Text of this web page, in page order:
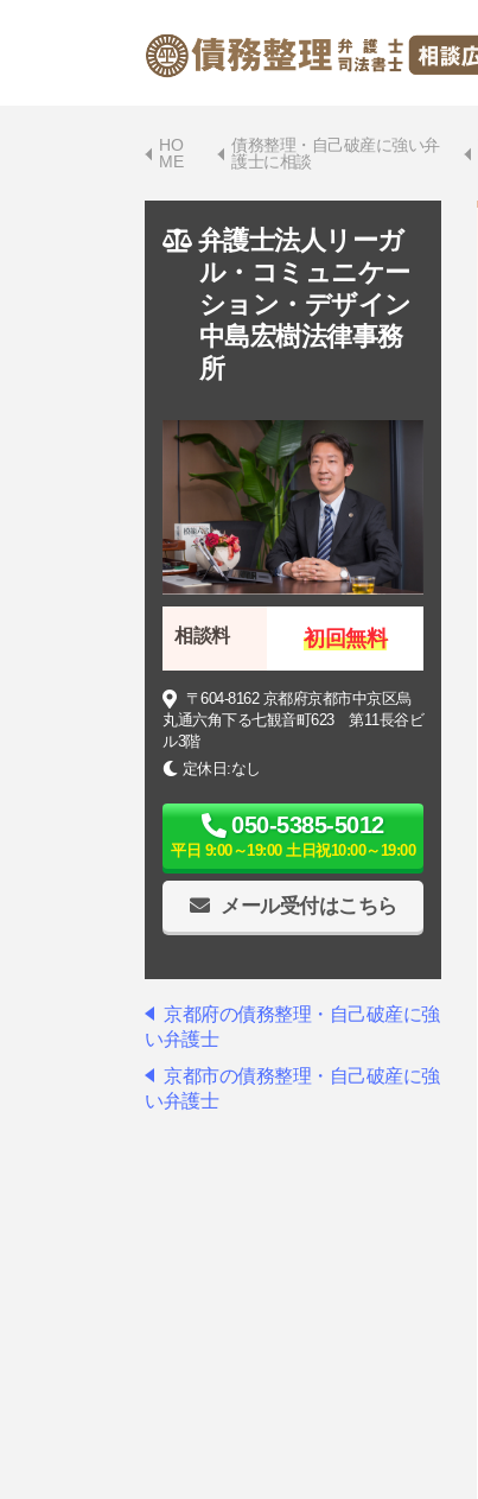
HO
ME
債務整理・自己破産に強い弁
護士に相談
弁護士法人リーガ
ル・コミュニケー
ション・デザイン
中島宏樹法律事務
所
相談料 初回無料
〒604-8162 京都府京都市中京区烏
丸通六角下る七観音町623 第11長谷ビ
ル3階
定休日:なし
050-5385-5012
平日 9:00～19:00 土日祝10:00～19:00
メール受付はこちら
京都府の債務整理・自己破産に強
い弁護士
京都市の債務整理・自己破産に強
い弁護士